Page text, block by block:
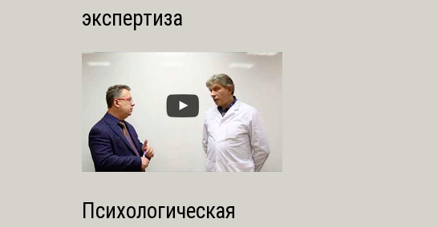
экспертиза
Психологическая